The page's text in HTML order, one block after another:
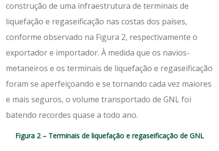
construção de uma infraestrutura de terminais de
liquefação e regaseificação nas costas dos países,
conforme observado na Figura 2, respectivamente o
exportador e importador. À medida que os navios-
metaneiros e os terminais de liquefação e regaseificação
foram se aperfeiçoando e se tornando cada vez maiores
e mais seguros, o volume transportado de GNL foi
batendo recordes quase a todo ano.
Figura 2 – Terminais de liquefação e regaseificação de GNL